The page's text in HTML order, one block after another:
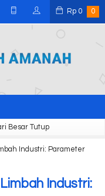
Rp 0 0
Besar Tutup
Industri: Parameter
Industri: